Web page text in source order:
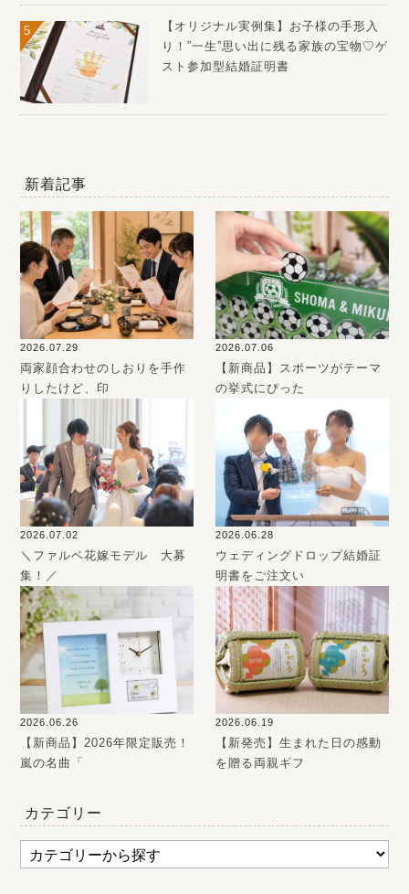
【オリジナル実例集】お子様の手形入
り！”一生”思い出に残る家族の宝物♡ゲ
スト参加型結婚証明書
新着記事
2026.07.29
両家顔合わせのしおりを手作
りしたけど、印
2026.07.06
【新商品】スポーツがテーマ
の挙式にぴった
2026.07.02
＼ファルベ花嫁モデル 大募
集！／
2026.06.28
ウェディングドロップ結婚証
明書をご注文い
2026.06.26
【新商品】2026年限定販売！
嵐の名曲「
2026.06.19
【新発売】生まれた日の感動
を贈る両親ギフ
カテゴリー